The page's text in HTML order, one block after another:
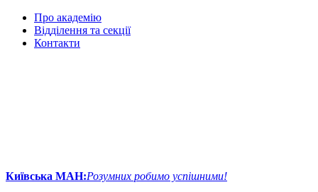
Про академію
Відділення та секції
Контакти
Київська МАН:Розумних робимо успішними!